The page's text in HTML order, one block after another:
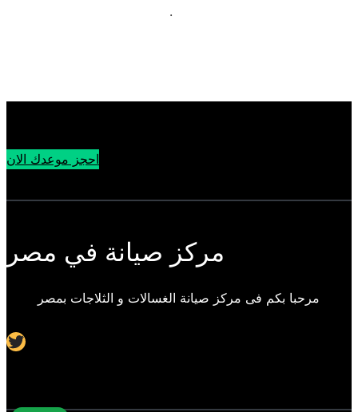
.
احجز موعدك الان
مركز صيانة في مصر
مرحبا بكم فى مركز صيانة الغسالات و الثلاجات بمصر
Twitter